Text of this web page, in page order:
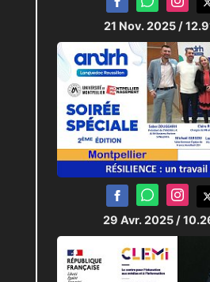
21 Nov. 2025 /
29 Avr. 2025 /